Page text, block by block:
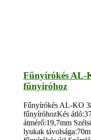
Fűnyírókés AL-
fűnyíróhoz
Fűnyírókés AL-KO
fűnyíróhozKés
átmérő:19,7mm
lyukak